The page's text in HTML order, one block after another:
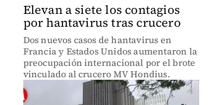
Elevan a siete los contagios
por hantavirus tras crucero
Dos nuevos casos de hantavirus en
Francia y Estados Unidos aumentaron la
preocupación internacional por el brote
vinculado al crucero MV Hondius.